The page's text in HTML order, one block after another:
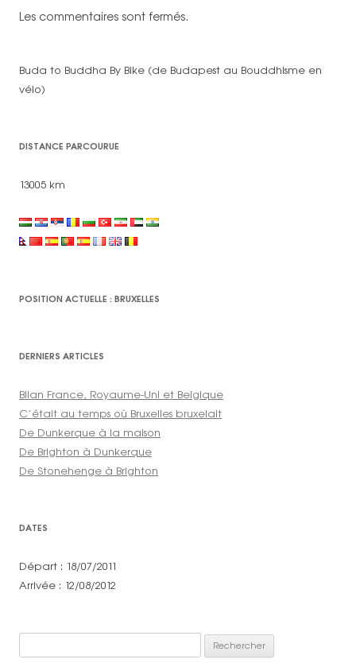
Les commentaires sont fermés.
Buda to Buddha By Bike (de Budapest au Bouddhisme en
vélo)
DISTANCE PARCOURUE
13005 km
POSITION ACTUELLE : BRUXELLES
DERNIERS ARTICLES
Bilan France, Royaume-Uni et Belgique
C’était au temps où Bruxelles bruxelait
De Dunkerque à la maison
De Brighton à Dunkerque
De Stonehenge à Brighton
DATES
Départ : 18/07/2011
Arrivée : 12/08/2012